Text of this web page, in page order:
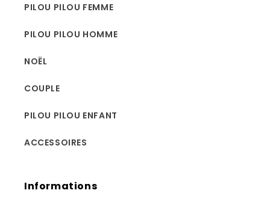
PILOU PILOU FEMME
PILOU PILOU HOMME
NOËL
COUPLE
PILOU PILOU ENFANT
ACCESSOIRES
Informations